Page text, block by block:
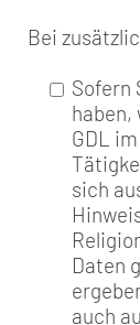
Bei
Sofern
haben,
GDL
sich
Daten
auch